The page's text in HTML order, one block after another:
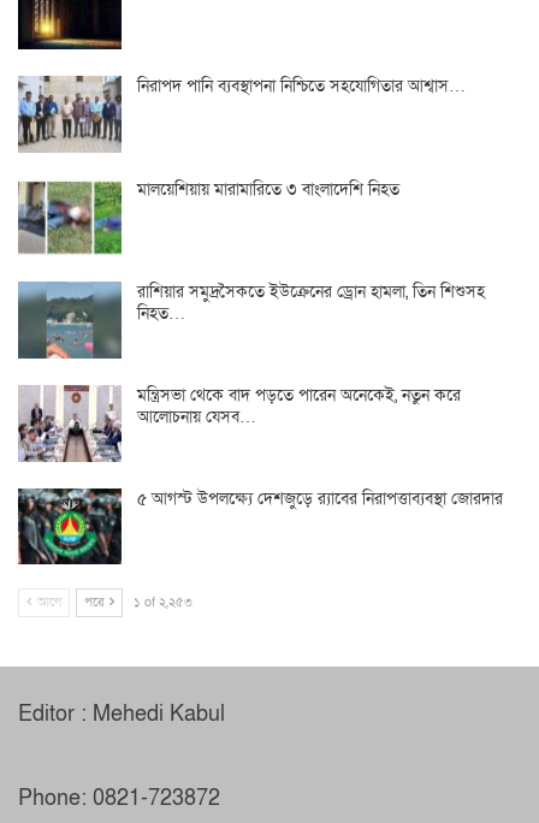
নিরাপদ পানি ব্যবস্থাপনা নিশ্চিতে সহযোগিতার আশ্বাস…
মালয়েশিয়ায় মারামারিতে ৩ বাংলাদেশি নিহত
রাশিয়ার সমুদ্রসৈকতে ইউক্রেনের ড্রোন হামলা, তিন শিশুসহ
নিহত…
মন্ত্রিসভা থেকে বাদ পড়তে পারেন অনেকেই, নতুন করে
আলোচনায় যেসব…
৫ আগস্ট উপলক্ষ্যে দেশজুড়ে র‌্যাবের নিরাপত্তাব্যবস্থা জোরদার
আগে পরে ১ of ২,২৫৩
Editor : Mehedi Kabul
Phone: 0821-723872